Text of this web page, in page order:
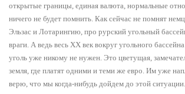
открытые границы, единая валюта, нормальные
ничего не будет помнить. Как сейчас не помнят
Эльзас и Лотарингию, про рурский угольный
враги. А ведь весь ХХ век вокруг угольного
уголь уже никому не нужен. Это цветущая,
земля, где платят одними и теми же евро. Им уже
верю, что мы когда-нибудь дойдем до этой ситуации.